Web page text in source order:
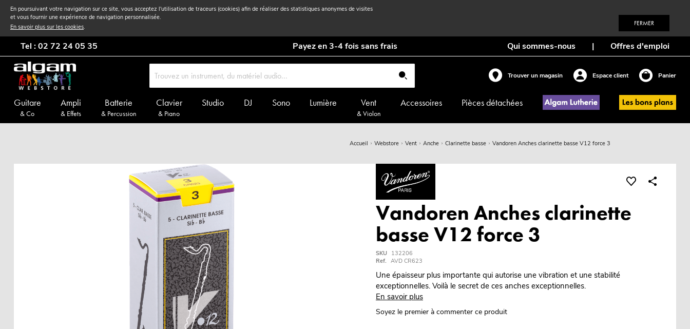
En poursuivant votre navigation sur ce site, vous acceptez l'utilisation de traceurs (cookies) afin de réaliser des statistiques anonymes de visites
et vous fournir une expérience de navigation personnalisée.
En savoir plus sur les cookies. FERMER
Tel : 02 72 24 05 35 Payez en 3-4 fois sans frais Qui sommes-nous | Offres d'emploi
Trouver un magasin Espace client Panier
Guitare
& Co
Ampli
& Effets
Batterie
& Percussion
Clavier
& Piano
Studio DJ Sono Lumière Vent
& Violon
Accessoires Pièces détachées
Accueil Webstore Vent Anche Clarinette basse Vandoren Anches clarinette basse V12 force 3
Vandoren Anches clarinette
basse V12 force 3
SKU 132206
Ref. AVD CR623
Une épaisseur plus importante qui autorise une vibration et une stabilité
exceptionnelles. Voilà le secret de ces anches exceptionnelles.
En savoir plus
Soyez le premier à commenter ce produit